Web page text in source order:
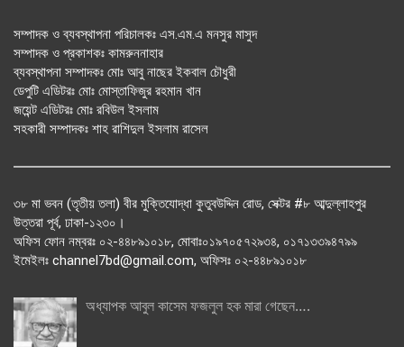
সম্পাদক ও ব্যবস্থাপনা পরিচালকঃ এস.এম.এ মনসুর মাসুদ
সম্পাদক ও প্রকাশকঃ কামরুননাহার
ব্যবস্থাপনা সম্পাদকঃ মোঃ আবু নাছের ইকবাল চৌধুরী
ডেপুটি এডিটরঃ মোঃ মোস্তাফিজুর রহমান খান
জয়েন্ট এডিটরঃ মোঃ রবিউল ইসলাম
সহকারী সম্পাদকঃ শাহ রাশিদুল ইসলাম রাসেল
৩৮ মা ভবন (তৃতীয় তলা) বীর মুক্তিযোদ্ধা কুতুবউদ্দিন রোড, সেক্টর #৮ আব্দুল্লাহপুর
উত্তরা পূর্ব, ঢাকা-১২৩০।
অফিস ফোন নম্বরঃ ০২-৪৪৮৯১০১৮, মোবাঃ০১৯৭০৫৭২৯৩৪, ০১৭১৩৩৯৪৭৯৯
ইমেইলঃ channel7bd@gmail.com, অফিসঃ ০২-৪৪৮৯১০১৮
অধ্যাপক আবুল কাসেম ফজলুল হক মারা গেছেন….